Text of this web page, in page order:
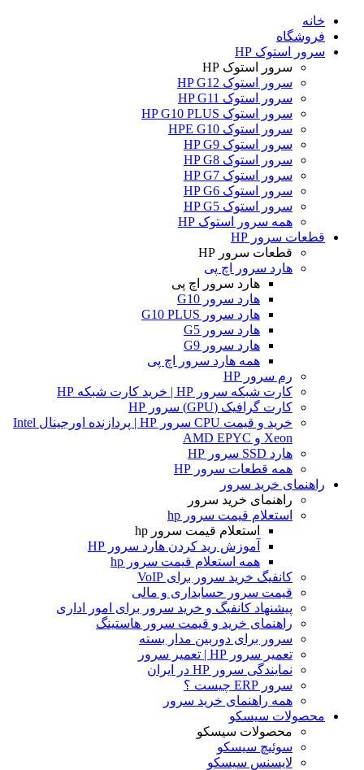
خانه
فروشگاه
سرور استوک HP
سرور استوک HP
سرور استوک HP G12
سرور استوک HP G11
سرور استوک HP G10 PLUS
سرور استوک HPE G10
سرور استوک HP G9
سرور استوک HP G8
سرور استوک HP G7
سرور استوک HP G6
سرور استوک HP G5
همه سرور استوک HP
قطعات سرور HP
قطعات سرور HP
هارد سرور اچ پی
هارد سرور اچ پی
هارد سرور G10
هارد سرور G10 PLUS
هارد سرور G5
هارد سرور G9
همه هارد سرور اچ پی
رم سرور HP
کارت شبکه سرور HP | خرید کارت شبکه HP
کارت گرافیک (GPU) سرور HP
خرید و قیمت CPU سرور HP | پردازنده اورجینال Intel
Xeon و AMD EPYC
هارد SSD سرور HP
همه قطعات سرور HP
راهنمای خرید سرور
راهنمای خرید سرور
استعلام قیمت سرور hp
استعلام قیمت سرور hp
آموزش ريد كردن هارد سرور HP
همه استعلام قیمت سرور hp
کانفیگ خرید سرور برای VoIP
قیمت سرور حسابداری و مالی
پیشنهاد کانفیگ و خرید سرور برای امور اداری
راهنمای خرید و قیمت سرور هاستینگ
سرور برای دوربین مدار بسته
تعمیر سرور HP | تعمیر سرور
نمایندگی سرور HP در ایران
سرور ERP چیست ؟
همه راهنمای خرید سرور
محصولات سیسکو
محصولات سیسکو
سوئیچ سیسکو
لایسنس سیسکو